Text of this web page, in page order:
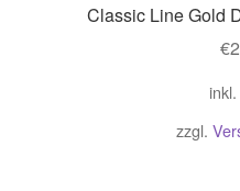
Classic Line Gold
€
zzgl.